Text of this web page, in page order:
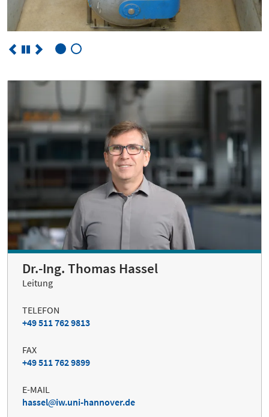
Dr.-Ing. Thomas Hassel
Leitung
TELEFON
+49 511 762 9813
FAX
+49 511 762 9899
E-MAIL
hassel
iw.uni-hannover.de